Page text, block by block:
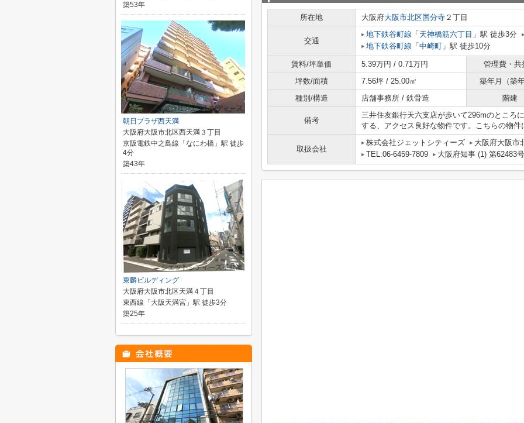
所在地 大阪府大阪市北区国分寺 ２丁目
交通
地下鉄谷町線 「 天神橋筋六丁目 」駅 徒歩3分
地下鉄谷町線 「 中崎町 」駅 徒歩10分
賃料/坪単価 5.39万円 / 0.71万円
管理費・共
坪数/面積
7.56坪 / 25.00㎡
築年月（築
種別/構造
店舗事務所 / 鉄骨造 階建
備考
三井住友銀行天六支店が歩いて296mのところ
する、アクセス良好な物件です。こちらの物
取扱会社
株式会社ジェットシティーズ
大阪府大阪市
TEL:06-6459-7809
大阪府知事 (1) 第62483号
築53年
朝日プラザ西天満
大阪府大阪市北区西天満３丁目
京阪電鉄中之島線「なにわ橋」駅 徒歩
4分
築43年
東麟ビルディング
大阪府大阪市北区天満４丁目
東西線「大阪天満宮」駅 徒歩3分
築25年